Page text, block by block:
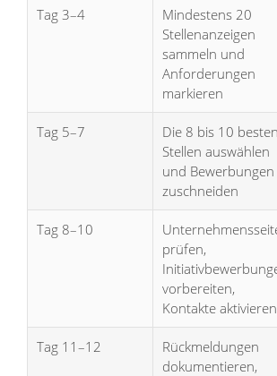
Tag 3–4
Mindestens 20
Stellenanzeigen
sammeln und
Anforderungen
markieren
Tag 5–7
Die 8 bis 10 besten
Stellen auswählen
und Bewerbungen
zuschneiden
Tag 8–10
prüfen,
vorbereiten,
Kontakte aktivieren
Tag 11–12
Rückmeldungen
dokumentieren,